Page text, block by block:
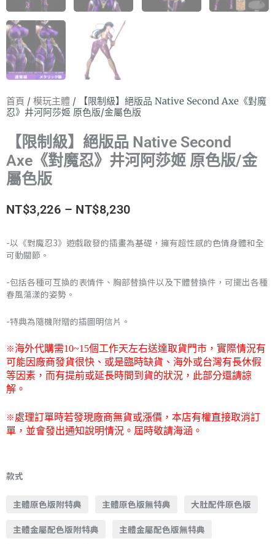
首頁 / 模玩主體 / 【限制級】絕版品 Native Second Axe《對魔
忍》井河阿莎姬 原色版/金屬色版
【限制級】絕版品 Native Second
Axe《對魔忍》井河阿莎姬 原色版/金
屬色版
NT$3,226 – NT$8,230價
圍：
NT$8,230
-以《對魔忍3》遊戲啟發的插畫為基礎，擁有超性感的色情身體和全
可動關節。
-包括各種可互換的表情件、胸部替換件以及下體替換件，可擺出各種
春風蕩漾的姿勢。
-特典為隨機附贈的插圖明信片。
※海外代購需10~15個工作天左右送達取貨門市， 實際情況有
可能因廠商發貨很快、或是臨時缺貨、海外或台灣有長休假
等因素，而有提前或延長時間到貨的狀況，此部分還請諒
解。
※處理訂單時若發現廠商無貨或漲價，本店有權直接取消訂
單，並會發出通知說明情況。屆時敬請海涵。
款式
主體原色版附特典 主體原色版無特典 大肚配件原色版
主體金屬配色版附特典 主體金屬配色版無特典
制
絕
品